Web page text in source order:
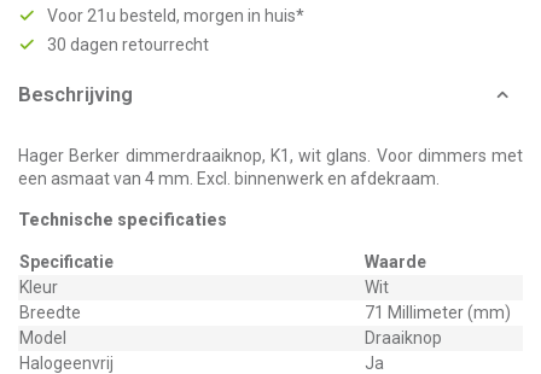
Voor 21u besteld, morgen in huis*
30 dagen retourrecht
Beschrijving
Hager Berker dimmerdraaiknop, K1, wit glans. Voor dimmers met
een asmaat van 4 mm. Excl. binnenwerk en afdekraam.
Technische specificaties
Specificatie
Waarde
Kleur
Wit
Breedte
71 Millimeter (mm)
Model
Draaiknop
Halogeenvrij
Ja